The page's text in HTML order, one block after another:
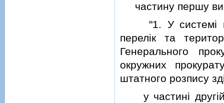
частину першу
"1. У системi
перелiк та
Генерального
окружних
штатного розпису
у частинi другiй